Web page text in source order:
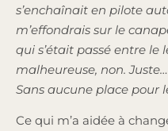
s’enchaînait en pilote
m’effondrais sur le
qui s’était passé entre le
malheureuse, non.
Sans aucune place pour
Ce qui m’a aidée à